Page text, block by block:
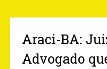
Araci-BA:
Advogado